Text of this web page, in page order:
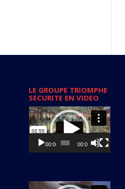
LE GROUPE TRIOMPHE
SECURITE EN VIDEO
Lecteur
vidéo
00:00 00:00
Lecteur